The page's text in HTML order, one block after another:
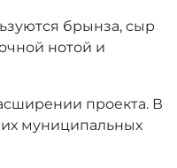
брынза, сыр
нотой и
проекта. В
муниципальных